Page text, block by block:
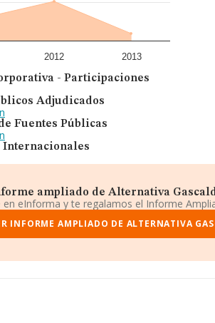
2012 2013
- Participaciones
Adjudicados
Fuentes Públicas
Internacionales
ampliado de Alternativa
en eInforma y te regalamos el Informe
INFORME AMPLIADO DE ALTERNATIVA